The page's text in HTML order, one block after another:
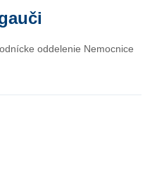
oddelenie Nemocnice